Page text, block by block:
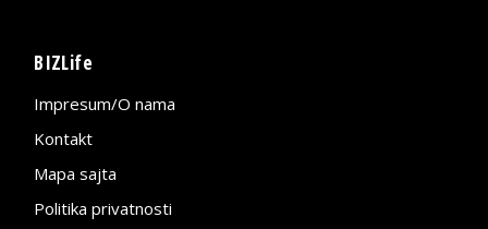
BIZLife
Impresum/O nama
Kontakt
Mapa sajta
Politika privatnosti